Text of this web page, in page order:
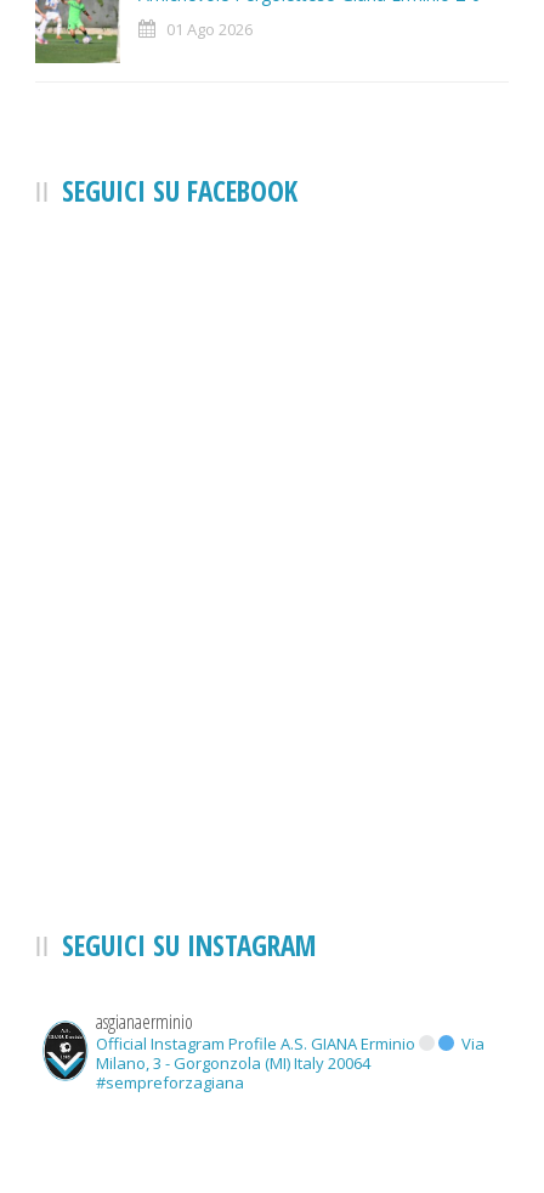
01 Ago 2026
SEGUICI SU FACEBOOK
SEGUICI SU INSTAGRAM
asgianaerminio
Official Instagram Profile A.S. GIANA Erminio
Via
Milano, 3 - Gorgonzola (MI) Italy 20064
#sempreforzagiana